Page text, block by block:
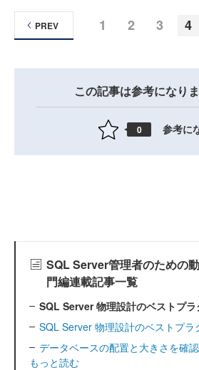
1 2 3 4
PREV
この記事は参考になり
0 参考に
SQL Server管理者のための
門編連載記事一覧
SQL Server 物理設計のベストプラ
SQL Server 物理設計のベストプラ
データベースの配置と大きさを確認
もっと読む